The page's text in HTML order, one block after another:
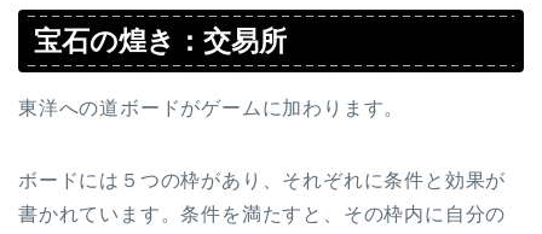
宝石の煌き：交易所
東洋への道ボードがゲームに加わります。
ボードには５つの枠があり、それぞれに条件と効果が
書かれています。条件を満たすと、その枠内に自分の